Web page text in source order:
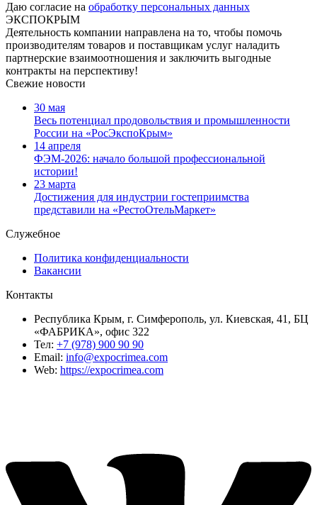
Даю согласие на обработку персональных данных
ЭКСПОКРЫМ
Деятельность компании направлена на то, чтобы помочь
производителям товаров и поставщикам услуг наладить
партнерские взаимоотношения и заключить выгодные
контракты на перспективу!
Свежие новости
30 мая
Весь потенциал продовольствия и промышленности
России на «РосЭкспоКрым»
14 апреля
ФЭМ-2026: начало большой профессиональной
истории!
23 марта
Достижения для индустрии гостеприимства
представили на «РестоОтельМаркет»
Служебное
Политика конфиденциальности
Вакансии
Контакты
Республика Крым, г. Симферополь, ул. Киевская, 41, БЦ
«ФАБРИКА», офис 322
Тел: +7 (978) 900 90 90
Email: info@expocrimea.com
Web: https://expocrimea.com